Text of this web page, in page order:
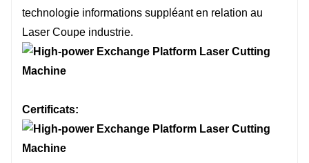
technologie informations suppléanten relation au
Laser Coupe industrie.
Certificats:
6KW et plus：O2、N2、air
1.2G